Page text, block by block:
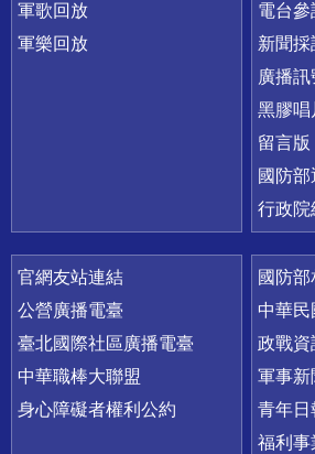
軍歌回放
軍樂回放
電台參
新聞採
廣播訊
黑膠唱
留言版
國防
行政院
官網友站連結
公營廣播電臺
臺北國際社區廣播電臺
中華職棒大聯盟
身心障礙者權利公約
國防
中華民
政戰資
軍事新
青年日
福利事